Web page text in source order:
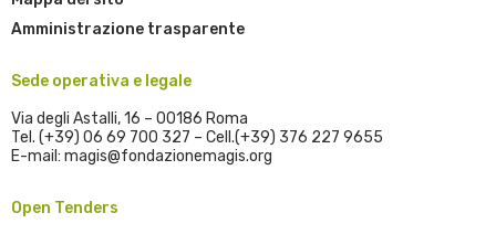
Amministrazione trasparente
Sede operativa e legale
Via degli Astalli, 16 – 00186 Roma
Tel. (+39) 06 69 700 327 – Cell.(+39) 376 227 9655
E-mail: magis@fondazionemagis.org
Open Tenders